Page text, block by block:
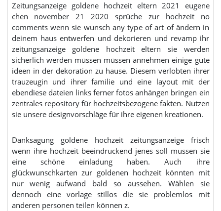
Zeitungsanzeige goldene hochzeit eltern 2021 eugene
chen november 21 2020 sprüche zur hochzeit no
comments wenn sie wunsch any type of art of ändern in
deinem haus entwerfen und dekorieren und revamp ihr
zeitungsanzeige goldene hochzeit eltern sie werden
sicherlich werden müssen müssen annehmen einige gute
ideen in der dekoration zu hause. Diesem verlobten ihrer
trauzeugin und ihrer familie und eine layout mit der
ebendiese dateien links ferner fotos anhängen bringen ein
zentrales repository für hochzeitsbezogene fakten. Nutzen
sie unsere designvorschläge für ihre eigenen kreationen.
Danksagung goldene hochzeit zeitungsanzeige frisch
wenn ihre hochzeit beeindruckend jenes soll müssen sie
eine schöne einladung haben. Auch ihre
glückwunschkarten zur goldenen hochzeit könnten mit
nur wenig aufwand bald so aussehen. Wählen sie
dennoch eine vorlage stillos die sie problemlos mit
anderen personen teilen können z.